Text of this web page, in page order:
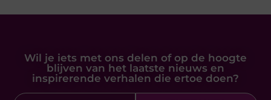
Wil je iets met ons delen of op de hoogte
blijven van het laatste nieuws en
inspirerende verhalen die ertoe doen?